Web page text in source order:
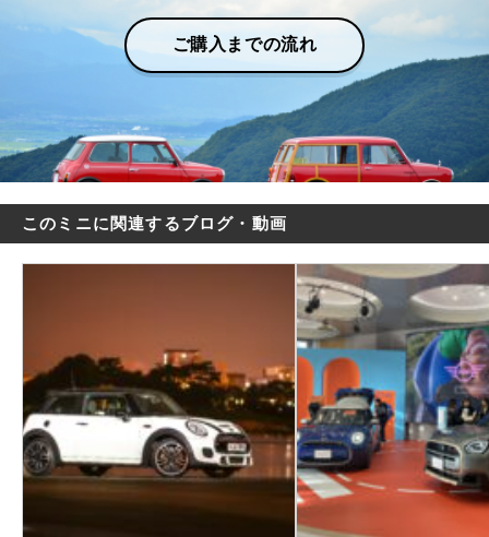
ご購入までの流れ
このミニに関連するブログ・動画